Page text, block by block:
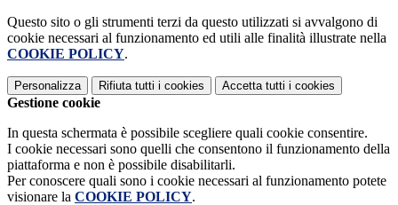
Questo sito o gli strumenti terzi da questo utilizzati si avvalgono di
cookie necessari al funzionamento ed utili alle finalità illustrate nella
COOKIE POLICY.
Personalizza Rifiuta tutti i cookies Accetta tutti i cookies
Gestione cookie
In questa schermata è possibile scegliere quali cookie consentire.
I cookie necessari sono quelli che consentono il funzionamento della
piattaforma e non è possibile disabilitarli.
Per conoscere quali sono i cookie necessari al funzionamento potete
visionare la COOKIE POLICY.